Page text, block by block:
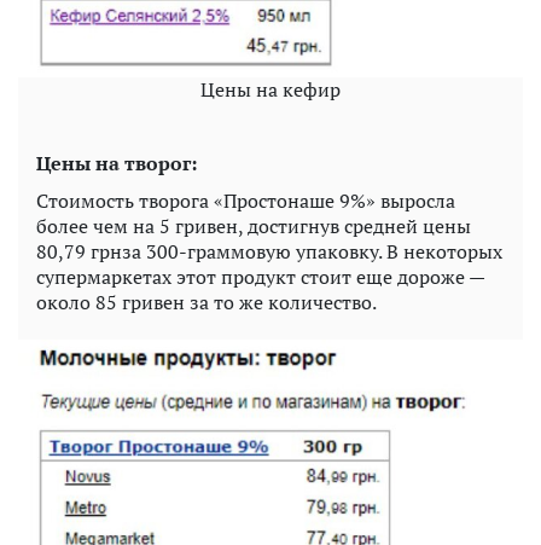
Цены на кефир
Цены на творог:
Стоимость творога «Простонаше 9%» выросла
более чем на 5 гривен, достигнув средней цены
80,79 грнза 300-граммовую упаковку. В некоторых
супермаркетах этот продукт стоит еще дороже —
около 85 гривен за то же количество.